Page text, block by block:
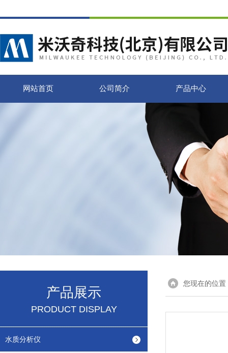
网站首页 公司简介 产品中心
产品展示
PRODUCT DISPLAY
水质分析仪
您现在的位置